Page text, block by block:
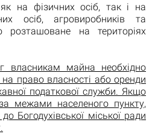
на фізичних осіб, так і на
осіб, агровиробників та
розташоване на територіях
власникам майна необхідно
право власності або оренди
податкової служби. Якщо
межами населеного пункту,
Богодухівської міської ради